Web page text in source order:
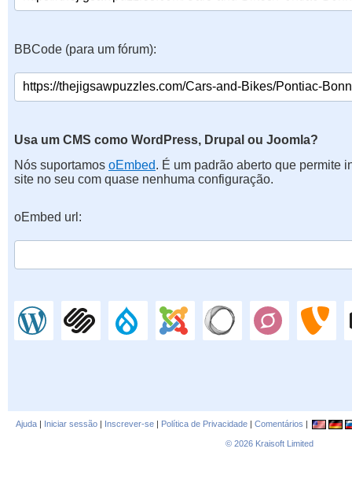
BBCode (para um fórum):
Usa um CMS como WordPress, Drupal ou Joomla?
Nós suportamos oEmbed. É um padrão aberto que permite
site no seu com quase nenhuma configuração.
oEmbed url:
Ajuda | Iniciar sessão | Inscrever-se | Política de Privacidade | Comentários |
© 2026 Kraisoft Limited